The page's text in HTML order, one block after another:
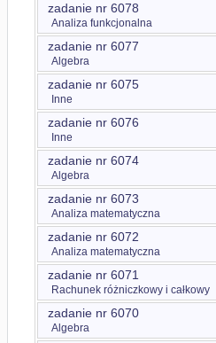
zadanie nr 6078
Analiza funkcjonalna
zadanie nr 6077
Algebra
zadanie nr 6075
Inne
zadanie nr 6076
Inne
zadanie nr 6074
Algebra
zadanie nr 6073
Analiza matematyczna
zadanie nr 6072
Analiza matematyczna
zadanie nr 6071
Rachunek różniczkowy i całkowy
zadanie nr 6070
Algebra